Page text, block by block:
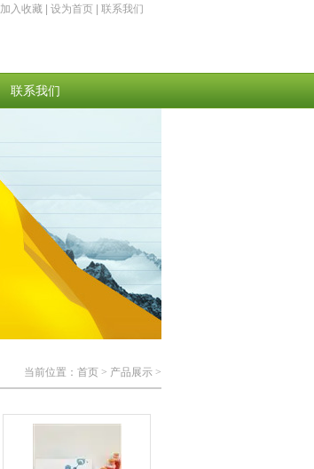
加入收藏 设为首页 联系我们
联系我们
当前位置： 首页 > 产品展示 >